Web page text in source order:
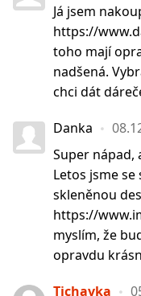
Já jsem
https://
toho mají
nadšená.
chci dát
Danka
Super nápad,
Letos jsme
skleněnou
https://
myslím, že
opravdu
Tichavka